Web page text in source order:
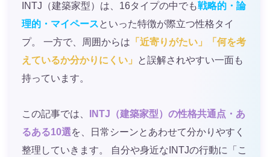
INTJ（建築家型）は、16タイプの中でも戦略的・論
理的・マイペースといった特徴が際立つ性格タイ
プ。 一方で、周囲からは 「近寄りがたい」「何を考
えているか分かりにくい」
と誤解されやすい一面も
持っています。
この記事では、
INTJ（建築家型）の性格共通点・あ
るある10選を、日常シーンとあわせて分かりやすく
整理していきます。 自分や身近なINTJの行動に「こ